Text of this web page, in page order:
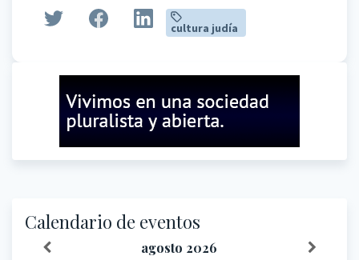
cultura judía
Calendario de eventos
agosto 2026